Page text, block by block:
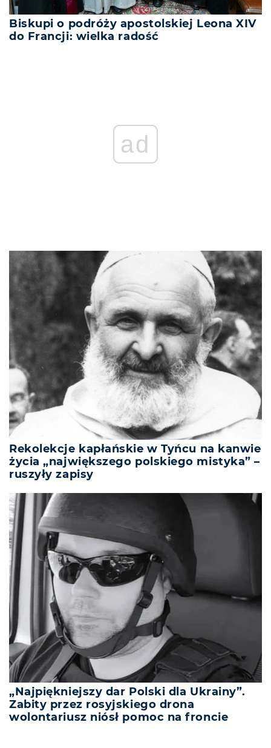
Biskupi o podróży apostolskiej Leona XIV
do Francji: wielka radość
ad
Rekolekcje kapłańskie w Tyńcu na kanwie
życia „największego polskiego mistyka” –
ruszyły zapisy
„Najpiękniejszy dar Polski dla Ukrainy”.
Zabity przez rosyjskiego drona
wolontariusz niósł pomoc na froncie